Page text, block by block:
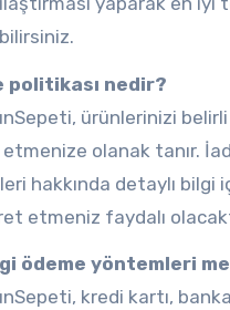
politikası nedir?
olanak tanır.
hakkında detaylı bilgi
etmeniz faydalı
ödeme yöntemleri